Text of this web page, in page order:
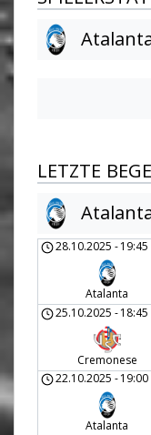
LETZTE
28.10.2025 -19:45
Atalanta
25.10.2025 -18:45
Cremonese
22.10.2025 -19:00
Atalanta